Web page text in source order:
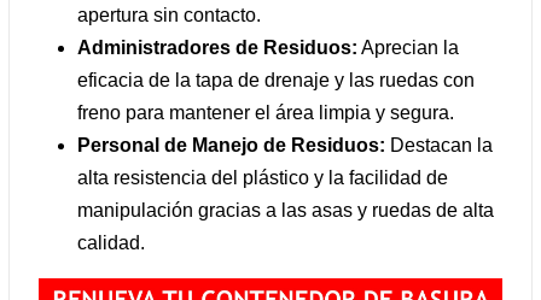
apertura sin contacto.
Administradores de Residuos: Aprecian la
eficacia de la tapa de drenaje y las ruedas con
freno para mantener el área limpia y segura.
Personal de Manejo de Residuos: Destacan la
alta resistencia del plástico y la facilidad de
manipulación gracias a las asas y ruedas de alta
calidad.